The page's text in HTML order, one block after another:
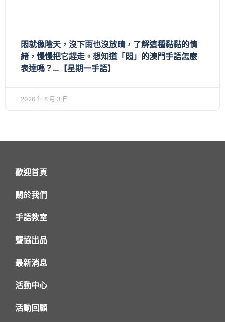
悶就像陰天，沒下雨也沒放晴，了解這種黏黏的情
緒，慢慢把它趕走。想知道「悶」的澳門手語怎麼
表達嗎？…【星期一手語】
2026 年 8 月 3 日
歡迎首頁
關於我們
手語教室
聾協出品
最新消息
活動中心
活動回顧